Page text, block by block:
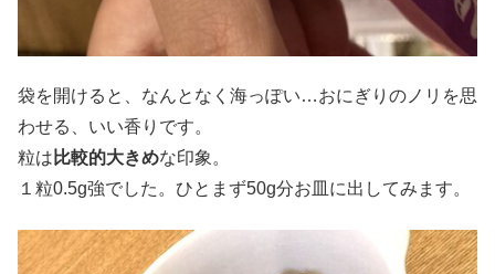
袋を開けると、なんとなく海っぽい…おにぎりのノリを思
わせる、いい香りです。
粒は 比較的大きめな印象。
１粒0.5g強でした。ひとまず50g分お皿に出してみます。